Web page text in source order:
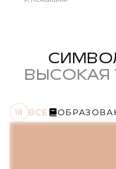
ВЫСОКАЯ
18 ВСЕ